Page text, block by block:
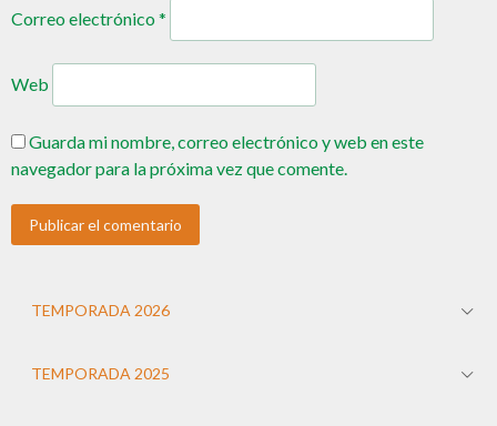
Correo electrónico*
Web
Guarda mi nombre, correo electrónico y web en este
navegador para la próxima vez que comente.
TEMPORADA 2026
TEMPORADA 2025